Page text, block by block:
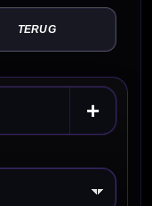
TERUG
+